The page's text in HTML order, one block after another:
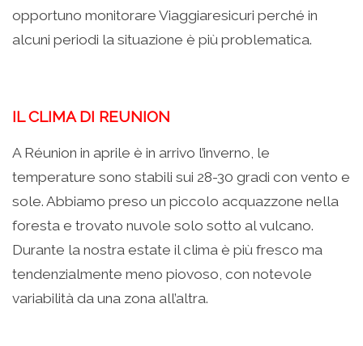
opportuno monitorare Viaggiaresicuri perché in
alcuni periodi la situazione è più problematica.
IL CLIMA DI REUNION
A Réunion in aprile è in arrivo l’inverno, le
temperature sono stabili sui 28-30 gradi con vento e
sole. Abbiamo preso un piccolo acquazzone nella
foresta e trovato nuvole solo sotto al vulcano.
Durante la nostra estate il clima è più fresco ma
tendenzialmente meno piovoso, con notevole
variabilità da una zona all’altra.